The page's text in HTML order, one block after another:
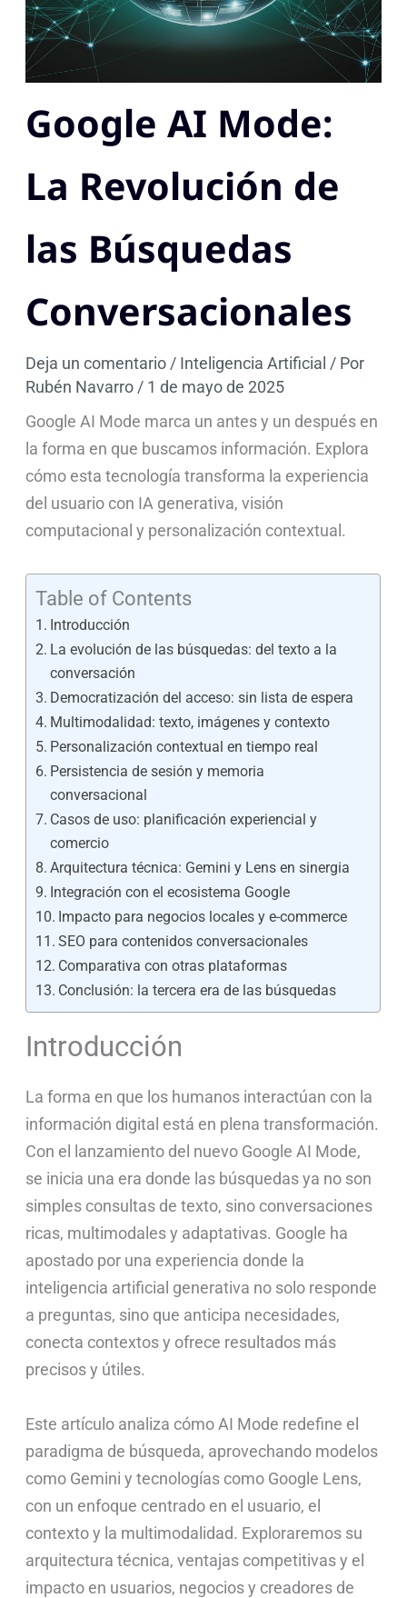
Google AI Mode:
La Revolución de
las Búsquedas
Conversacionales
Deja un comentario/ Inteligencia Artificial / Por
Rubén Navarro/ 1 de mayo de 2025
Google AI Mode marca un antes y un después en
la forma en que buscamos información. Explora
cómo esta tecnología transforma la experiencia
del usuario con IA generativa, visión
computacional y personalización contextual.
Table of Contents
Introducción
La evolución de las búsquedas: del texto a la
conversación
Democratización del acceso: sin lista de espera
Multimodalidad: texto, imágenes y contexto
Personalización contextual en tiempo real
Persistencia de sesión y memoria
conversacional
Casos de uso: planificación experiencial y
comercio
Arquitectura técnica: Gemini y Lens en sinergia
Integración con el ecosistema Google
Impacto para negocios locales y e-commerce
SEO para contenidos conversacionales
Comparativa con otras plataformas
Conclusión: la tercera era de las búsquedas
Introducción
La forma en que los humanos interactúan con la
información digital está en plena transformación.
Con el lanzamiento del nuevo Google AI Mode,
se inicia una era donde las búsquedas ya no son
simples consultas de texto, sino conversaciones
ricas, multimodales y adaptativas. Google ha
apostado por una experiencia donde la
inteligencia artificial generativa no solo responde
a preguntas, sino que anticipa necesidades,
conecta contextos y ofrece resultados más
precisos y útiles.
Este artículo analiza cómo AI Mode redefine el
paradigma de búsqueda, aprovechando modelos
como Gemini y tecnologías como Google Lens,
con un enfoque centrado en el usuario, el
contexto y la multimodalidad. Exploraremos su
arquitectura técnica, ventajas competitivas y el
impacto en usuarios, negocios y creadores de